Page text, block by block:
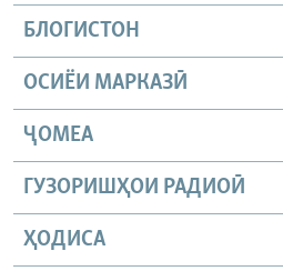
БЛОГИСТОН
ОСИЁИ МАРКАЗӢ
ҶОМEА
ГУЗОРИШҲОИ РАДИОӢ
ҲОДИСА